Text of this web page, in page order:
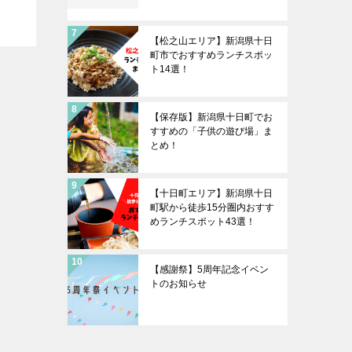
【松之山エリア】新潟県十日
町市でおすすめランチスポッ
ト14選！
【保存版】新潟県十日町でお
すすめの「子供の遊び場」ま
とめ！
【十日町エリア】新潟県十日
町駅から徒歩15分圏内おすす
めランチスポット43選！
【感謝祭】5周年記念イベン
トのお知らせ